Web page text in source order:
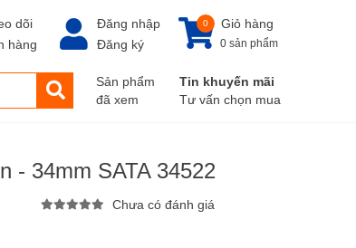
dõi
hàng
Đăng nhập
Đăng ký
Giỏ hàng
0
0 sản phẩm
Sản phẩm
đã xem
Tin khuyến mãi
Tư vấn chọn mua
- 34mm SATA 34522
Chưa có đánh giá